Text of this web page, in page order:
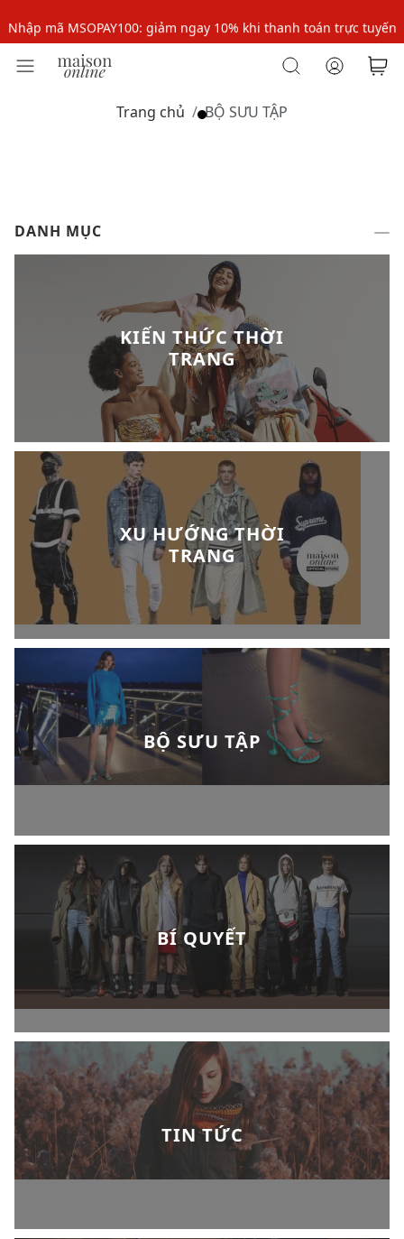
Nhập mã MSOPAY100: giảm ngay 10% khi thanh toán trực tuyến
Nhập mã: MSOXINCHAO - Giảm 10% đơn đầu cho thành viên mới!
Nhập mã: MSOXINCHAO - Giảm 10% đơn đầu cho thành viên mới!
Trang chủ BỘ SƯU TẬP
DANH MỤC
KIẾN THỨC THỜI
TRANG
XU HƯỚNG THỜI
TRANG
BỘ SƯU TẬP
BÍ QUYẾT
TIN TỨC